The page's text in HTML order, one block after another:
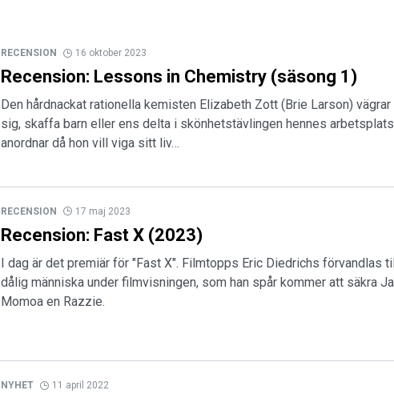
RECENSION 16 oktober 2023
Recension: Lessons in Chemistry (säsong 1)
Den hårdnackat rationella kemisten Elizabeth Zott (Brie Larson)
sig, skaffa barn eller ens delta i skönhetstävlingen hennes arbetsplats
anordnar då hon vill viga sitt liv…
RECENSION 17 maj 2023
Recension: Fast X (2023)
I dag är det premiär för "Fast X". Filmtopps Eric Diedrichs förvandlas
dålig människa under filmvisningen, som han spår kommer att säkra
Momoa en Razzie.
NYHET 11 april 2022